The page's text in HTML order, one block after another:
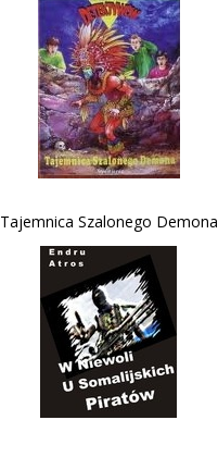
Tajemnica Szalonego Demona